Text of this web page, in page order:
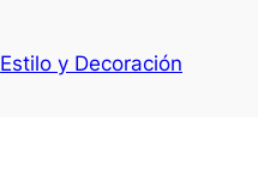
Estilo y Decoración